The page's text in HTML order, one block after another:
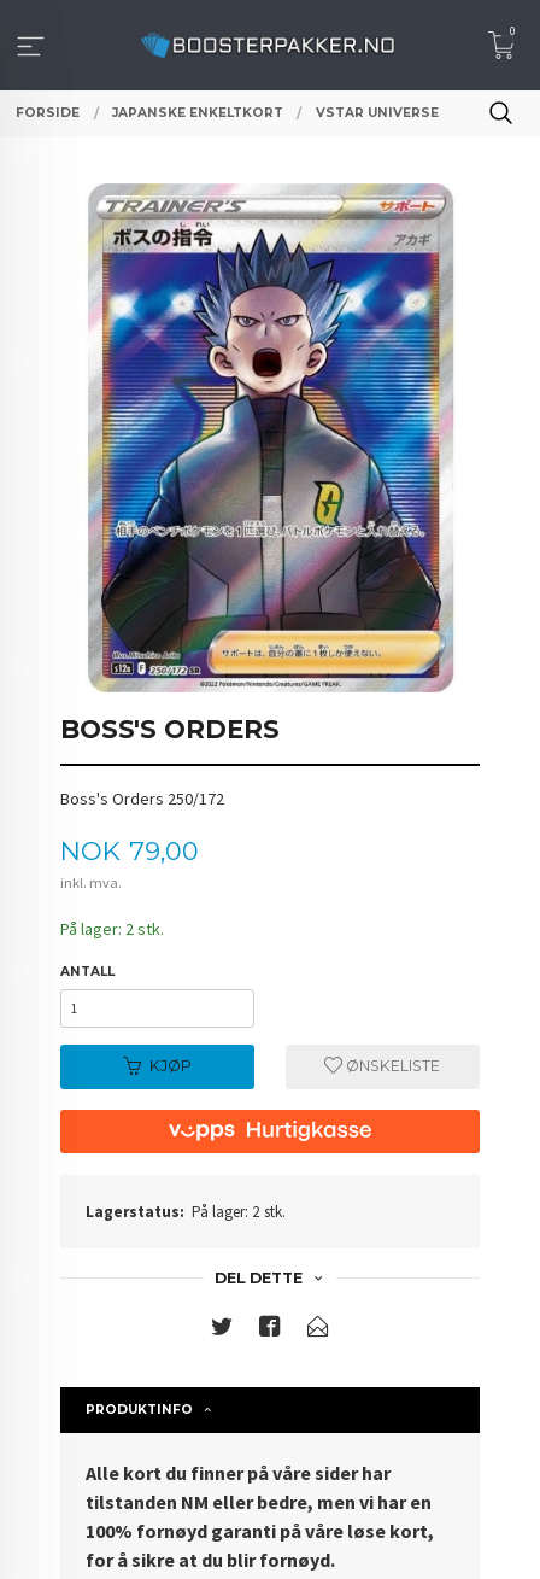
innholdet
0
FORSIDE JAPANSKE ENKELTKORT VSTAR UNIVERSE
BOSS'S ORDERS
Boss's Orders 250/172
Pris
NOK 79,00
inkl. mva.
På lager: 2 stk.
ANTALL
KJØP ØNSKELISTE
Lagerstatus: På lager: 2 stk.
DEL DETTE
PRODUKTINFO
Alle kort du finner på våre sider har
tilstanden NM eller bedre, men vi har en
100% fornøyd garanti på våre løse kort,
for å sikre at du blir fornøyd.